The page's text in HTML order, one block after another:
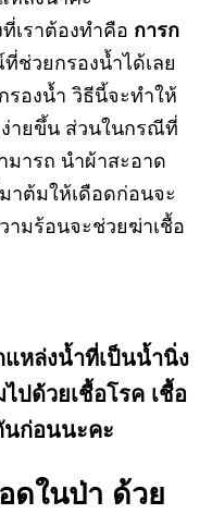
เราต้องทำคือ การก
ช่วยกรองน้ำได้เลย
รองน้ำ วิธีนี้จะทำให้
ายขึ้น ส่วนในกรณีที่
มารถ นำผ้าสะอาด
าต้มให้เดือดก่อนจะ
ามร้อนจะช่วยฆ่าเชื้อ
หล่งน้ำที่เป็นน้ำนิ่ง
ปด้วยเชื้อโรค เชื้อ
นก่อนนะคะ
ดในป่า ด้วย